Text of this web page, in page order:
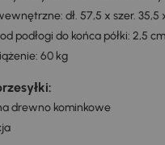
dł. 57,5 x szer. 35,5
podłogi do końca półki: 2,5 cm
60 kg
drewno kominkowe